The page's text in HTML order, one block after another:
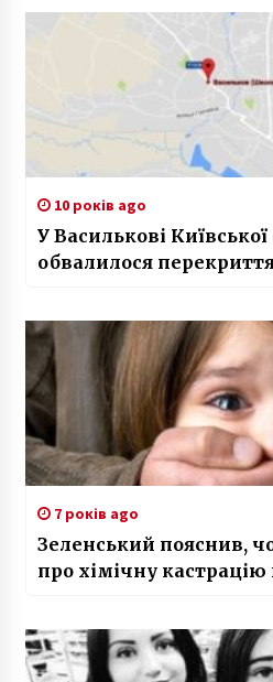
10 років ago
У Василькові Київської
обвалилося
7 років ago
Зеленський пояснив,
про хімічну кастрацію